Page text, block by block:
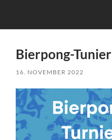
Bierpong-Tunier
16. NOVEMBER 2022